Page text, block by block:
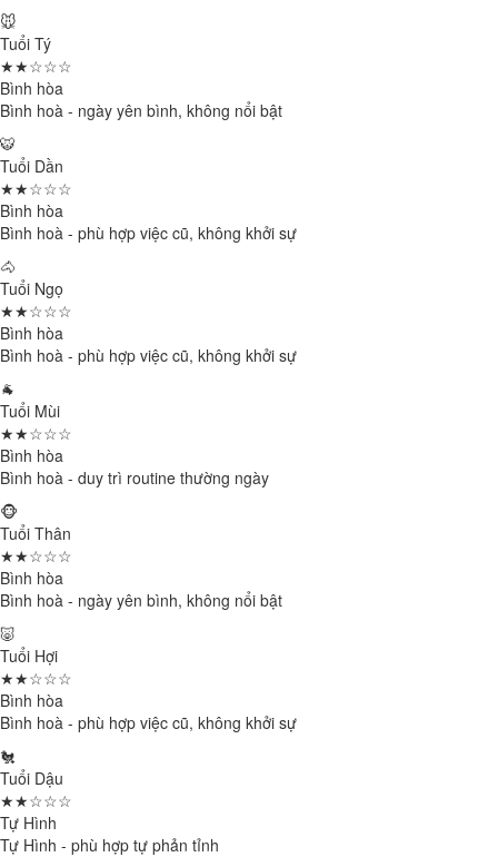
🐭
Tuổi Tý
★★☆☆☆
Bình hòa
Bình hoà - ngày yên bình, không nổi bật
🐯
Tuổi Dần
★★☆☆☆
Bình hòa
Bình hoà - phù hợp việc cũ, không khởi sự
🐴
Tuổi Ngọ
★★☆☆☆
Bình hòa
Bình hoà - phù hợp việc cũ, không khởi sự
🐐
Tuổi Mùi
★★☆☆☆
Bình hòa
Bình hoà - duy trì routine thường ngày
🐵
Tuổi Thân
★★☆☆☆
Bình hòa
Bình hoà - ngày yên bình, không nổi bật
🐷
Tuổi Hợi
★★☆☆☆
Bình hòa
Bình hoà - phù hợp việc cũ, không khởi sự
🐔
Tuổi Dậu
★★☆☆☆
Tự Hình
Tự Hình - phù hợp tự phản tỉnh